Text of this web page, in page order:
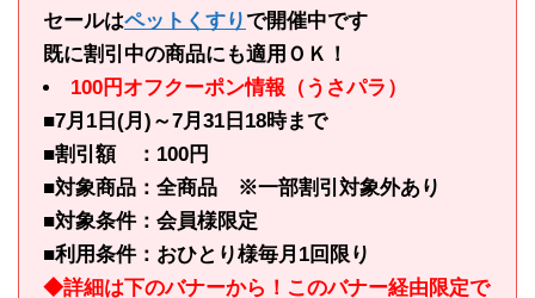
セールはペットくすりで開催中です
既に割引中の商品にも適用ＯＫ！
100円オフクーポン情報（うさパラ）
■7月1日(月)～7月31日18時まで
■割引額 ：100円
■対象商品：全商品 ※一部割引対象外あり
■対象条件：会員様限定
■利用条件：おひとり様毎月1回限り
◆詳細は下のバナーから！このバナー経由限定で